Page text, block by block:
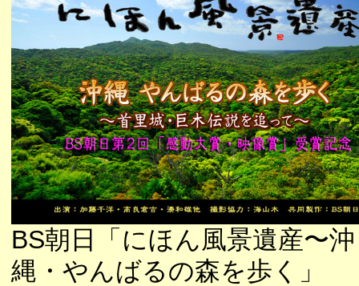
BS朝日「にほん風景遺産〜沖
縄・やんばるの森を歩く」